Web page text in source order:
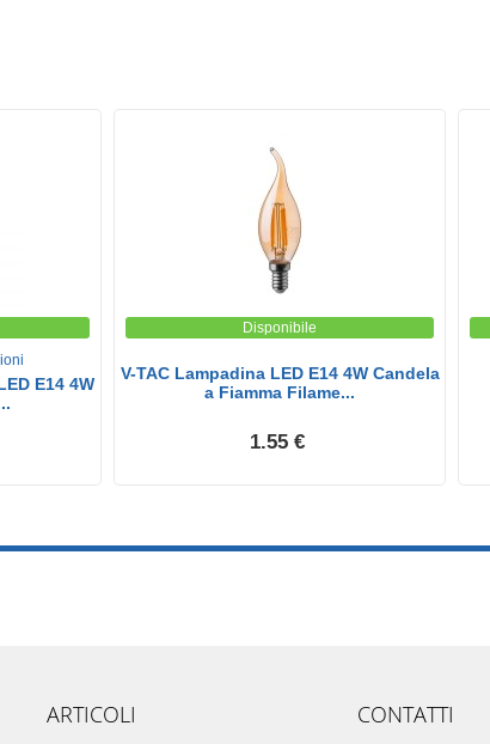
E14 4W
Disponibile
V-TAC Lampadina LED E14 4W Candela
a Fiamma Filame...
1.55 €
ARTICOLI CONTATTI